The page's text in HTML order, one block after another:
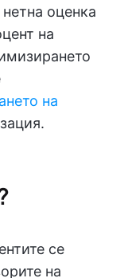
оценка
на
на
се
на